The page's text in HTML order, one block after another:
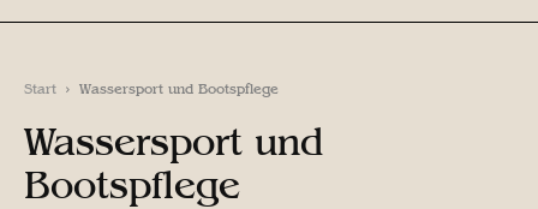
Start Wassersport und Bootspflege
Wassersport und
Bootspflege